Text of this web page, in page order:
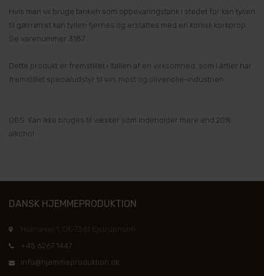
Hvis man vil bruge tanken som opbevaringstank i stedet for kan tyllen
til gærrørret kan tyllen fjernes og erstattes med en konisk korkprop.
Se varenummer 3187.
Dette produkt er fremstillet i Italien af en virksomhed, som i årtier har
fremstillet specialudstyr til vin, most og olivenolie-industrien.
OBS: Kan ikke bruges til væsker som indeholder mere end 20%
alkohol.
DANSK HJEMMEPRODUKTION
Holmevej 1, DK-7361 Ejstrupholm
+45 6267 1447
info@hjemmeproduktion.dk